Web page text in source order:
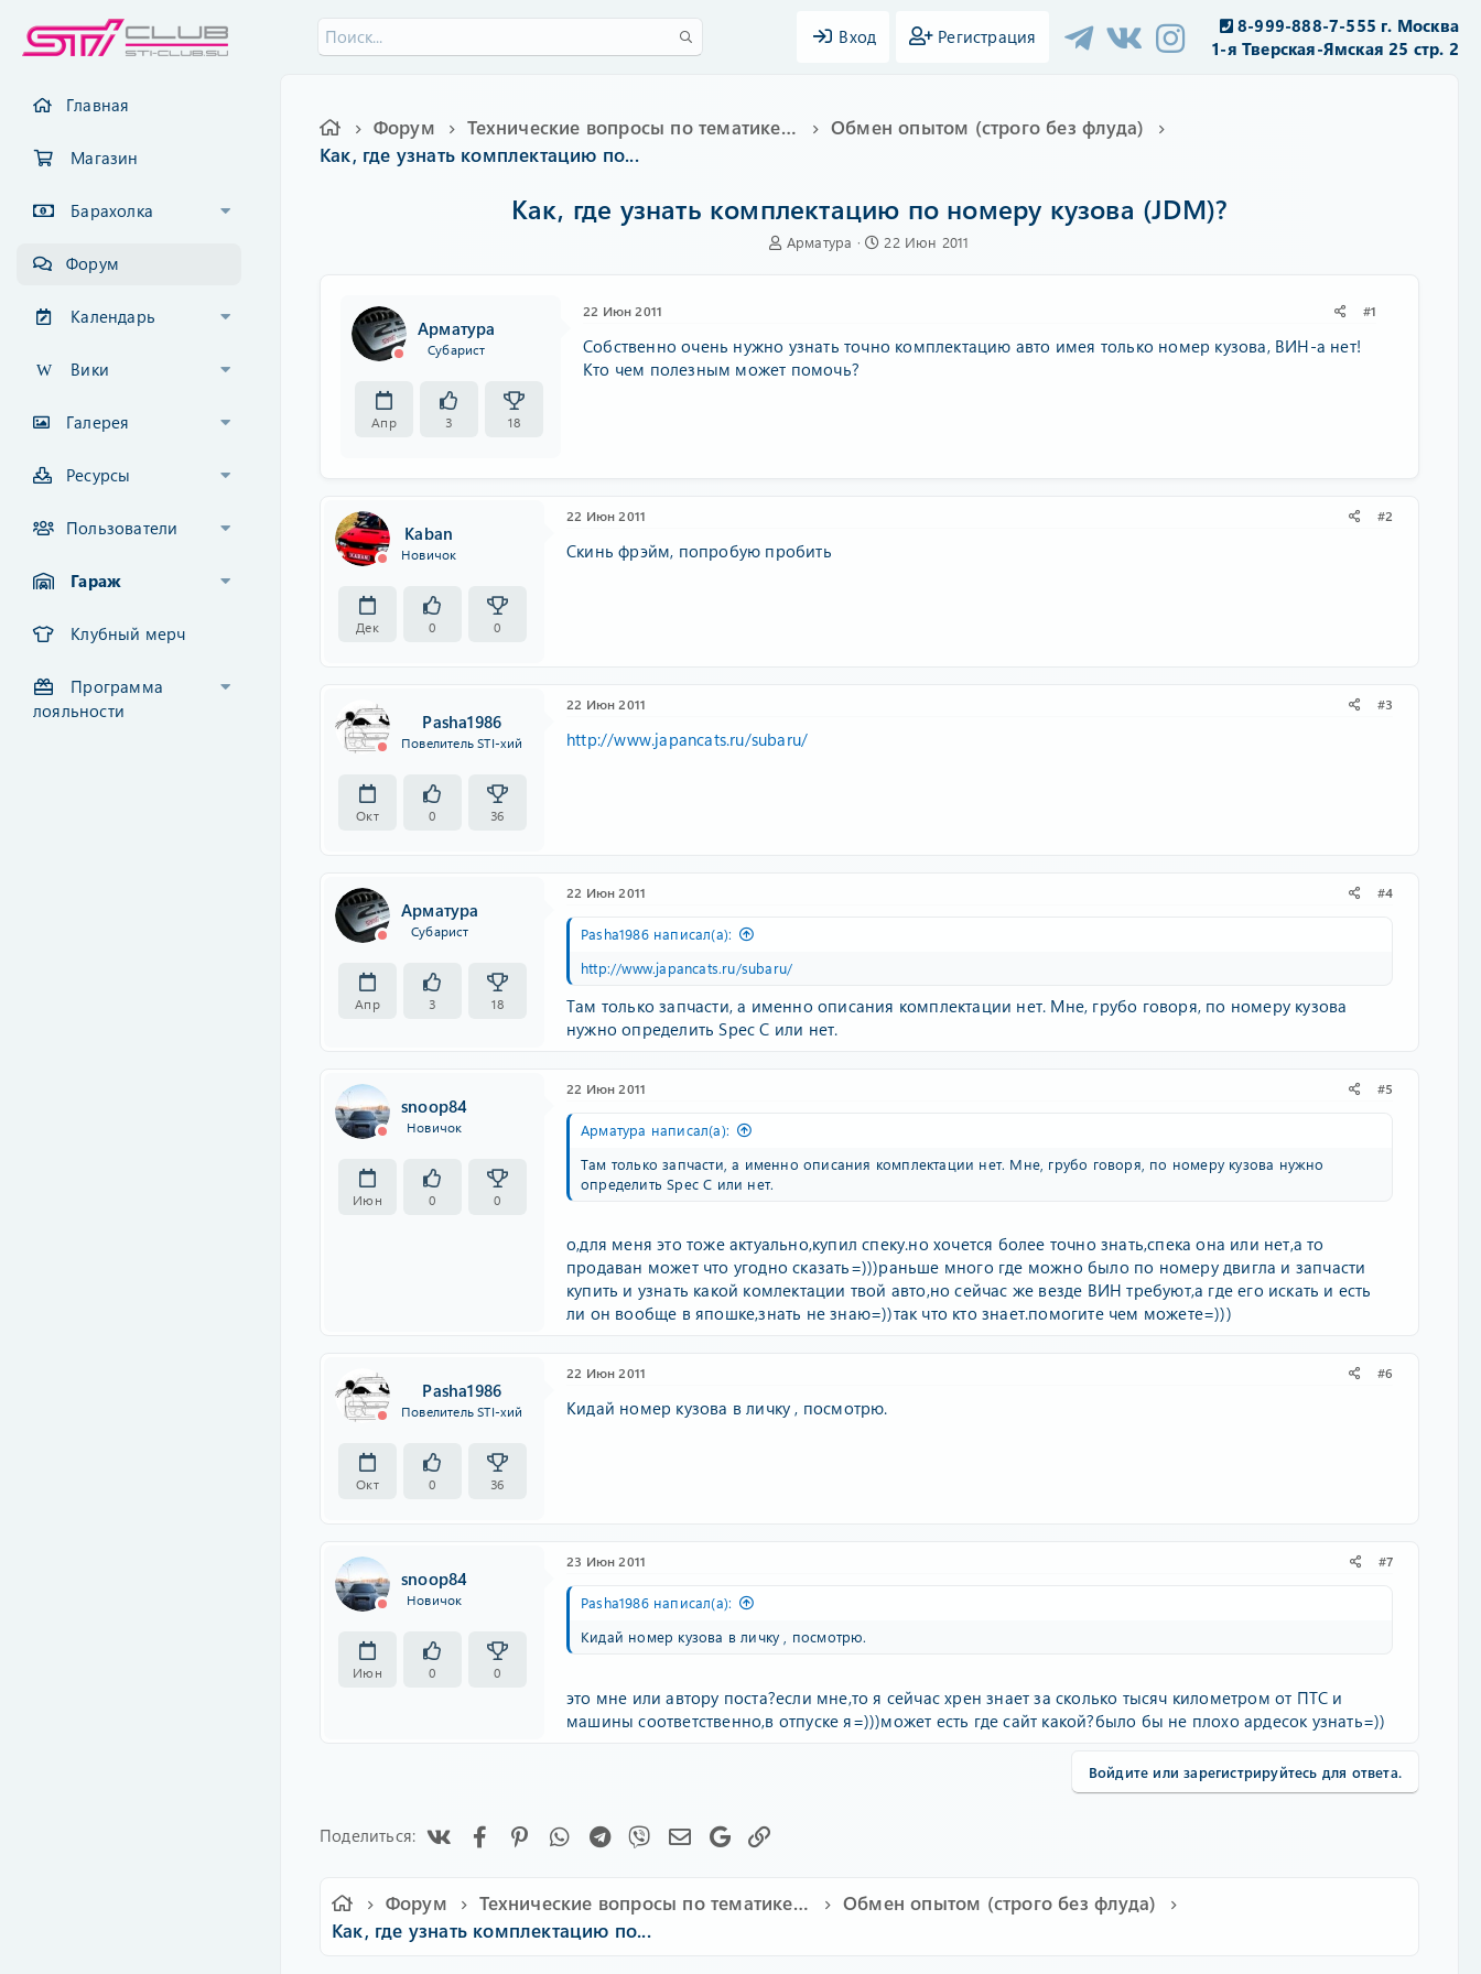
Вход Регистрация
8-999-888-7-555 г. Москва
1-я Тверская-Ямская 25 стр. 2
Главная
Магазин
Барахолка
Форум
Календарь
Вики
Галерея
Ресурсы
Пользователи
Гараж
Клубный мерч
Программа
лояльности
Форум Технические вопросы по тематике Subaru
Обмен опытом (строго без флуда)
Как, где узнать комплектацию по...
Как, где узнать комплектацию по номеру кузова (JDM)?
А
т
е
м
Арматура
Д
а
22 Июн 2011
Арматура
Субарист
Апр 3 18
22 Июн 2011 #1
Собственно очень нужно узнать точно комплектацию авто имея только номер кузова, ВИН-а нет!
Кто чем полезным может помочь?
Kaban
Новичок
Дек 0 0
22 Июн 2011 #2
Скинь фрэйм, попробую пробить
Pasha1986
Повелитель STI-хий
Окт 0 36
22 Июн 2011 #3
http://www.japancats.ru/subaru/
Арматура
Субарист
Апр 3 18
22 Июн 2011 #4
Pasha1986 написал(а):
http://www.japancats.ru/subaru/
Там только запчасти, а именно описания комплектации нет. Мне, грубо говоря, по номеру кузова
нужно определить Spec C или нет.
snoop84
Новичок
Июн 0 0
22 Июн 2011 #5
Арматура написал(а):
Там только запчасти, а именно описания комплектации нет. Мне, грубо говоря, по номеру кузова нужно
определить Spec C или нет.
о,для меня это тоже актуально,купил спеку.но хочется более точно знать,спека она или нет,а то
продаван может что угодно сказать=)))раньше много где можно было по номеру двигла и запчасти
купить и узнать какой комлектации твой авто,но сейчас же везде ВИН требуют,а где его искать и есть
ли он вообще в япошке,знать не знаю=))так что кто знает.помогите чем можете=)))
Pasha1986
Повелитель STI-хий
Окт 0 36
22 Июн 2011 #6
Кидай номер кузова в личку , посмотрю.
snoop84
Новичок
Июн 0 0
23 Июн 2011 #7
Pasha1986 написал(а):
Кидай номер кузова в личку , посмотрю.
это мне или автору поста?если мне,то я сейчас хрен знает за сколько тысяч километром от ПТС и
машины соответственно,в отпуске я=)))может есть где сайт какой?было бы не плохо ардесок узнать=))
Войдите или зарегистрируйтесь для ответа.
Поделиться: FacebookPinterestWhatsAppTelegram
Viber Электронная почта
Google
Форум Технические вопросы по тематике Subaru
Обмен опытом (строго без флуда)
Как, где узнать комплектацию по...